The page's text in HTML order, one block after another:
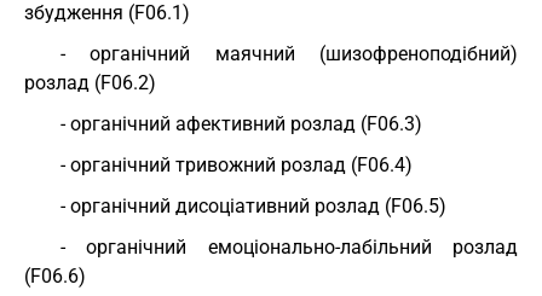
збудження (F06.1)
- органічний маячний (шизофреноподібний)
розлад (F06.2)
- органічний афективний розлад (F06.3)
- органічний тривожний розлад (F06.4)
- органічний дисоціативний розлад (F06.5)
- органічний емоціонально-лабільний розлад
(F06.6)